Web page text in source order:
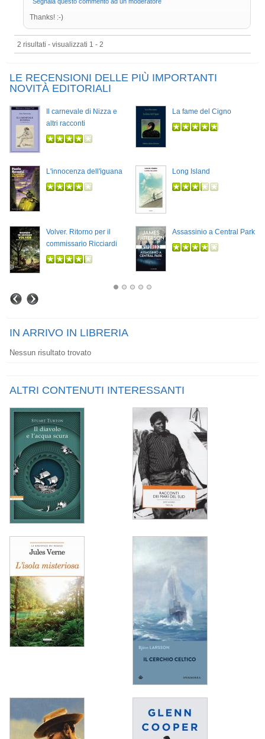
Thanks! :-)
2 risultati - visualizzati 1 - 2
LE RECENSIONI DELLE PIÙ IMPORTANTI
NOVITÀ EDITORIALI
Il carnevale di Nizza e
altri racconti
La fame del Cigno
L'innocenza dell'iguana Long Island
Volver. Ritorno per il
commissario Ricciardi
Assassinio a Central Park
IN ARRIVO IN LIBRERIA
Nessun risultato trovato
ALTRI CONTENUTI INTERESSANTI